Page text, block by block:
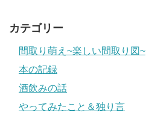
カテゴリー
間取り萌え~楽しい間取り図~
本の記録
酒飲みの話
やってみたこと＆独り言